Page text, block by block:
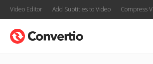
Video Editor Add Subtitles to Video Compress